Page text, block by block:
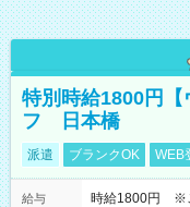
特別時給1800円【
フ 日本橋
派遣 ブランクOK WEB
給与
時給1800円 ※